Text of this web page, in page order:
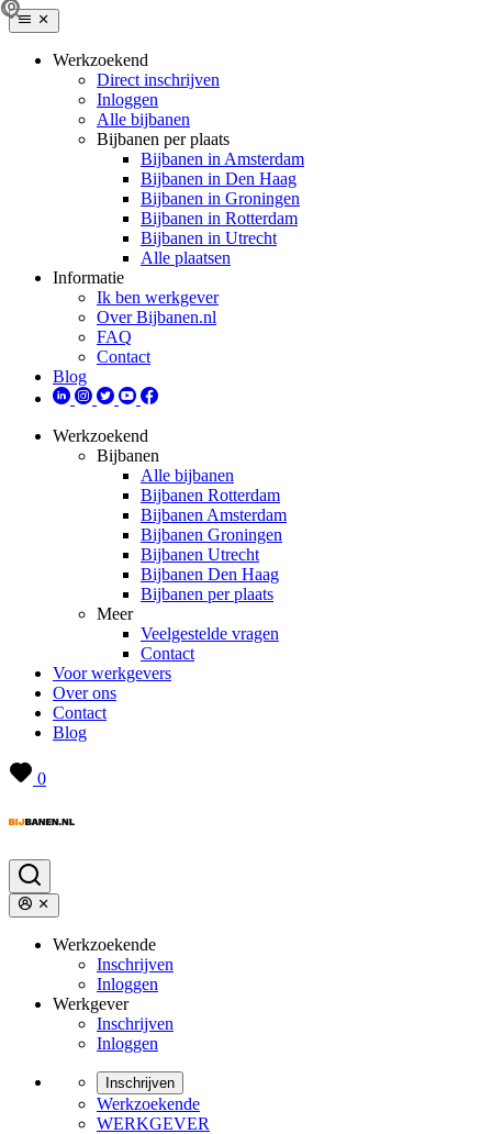
Werkzoekend
Direct inschrijven
Inloggen
Alle bijbanen
Bijbanen per plaats
Bijbanen in Amsterdam
Bijbanen in Den Haag
Bijbanen in Groningen
Bijbanen in Rotterdam
Bijbanen in Utrecht
Alle plaatsen
Informatie
Ik ben werkgever
Over Bijbanen.nl
FAQ
Contact
Blog
Werkzoekend
Bijbanen
Alle bijbanen
Bijbanen Rotterdam
Bijbanen Amsterdam
Bijbanen Groningen
Bijbanen Utrecht
Bijbanen Den Haag
Bijbanen per plaats
Meer
Veelgestelde vragen
Contact
Voor werkgevers
Over ons
Contact
Blog
0
Werkzoekende
Inschrijven
Inloggen
Werkgever
Inschrijven
Inloggen
Inschrijven
Werkzoekende
WERKGEVER